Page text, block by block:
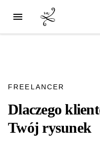
FREELANCER
Dlaczego
Twój rysunek